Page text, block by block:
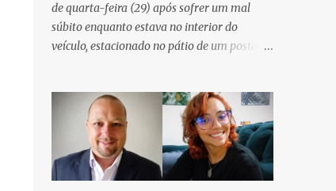
de quarta-feira (29) após sofrer um mal
súbito enquanto estava no interior do
veículo, estacionado no pátio de um posto de
Araraquara. De acordo com informações da
Artesp, a concessionária foi acionada por
meio do telefone 0800 após relatos de que
havia um condutor inconsciente dentro de
um caminhão. Equipes de resgate foram